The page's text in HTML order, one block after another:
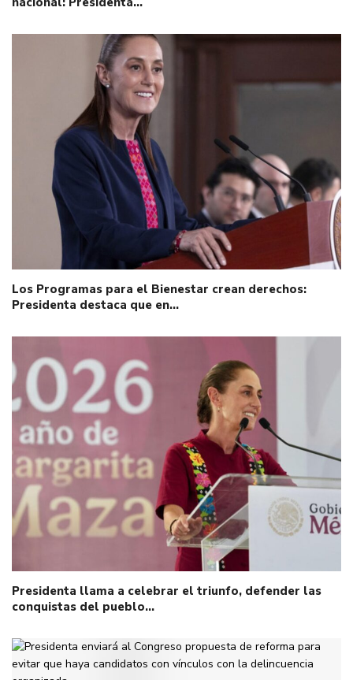
Los Programas para el Bienestar crean derechos:
Presidenta destaca que en…
Presidenta llama a celebrar el triunfo, defender las
conquistas del pueblo…